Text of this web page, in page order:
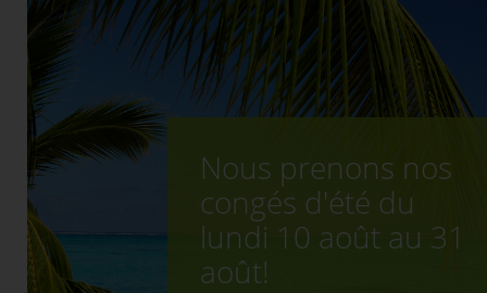
Nous prenons nos
congés d'été du
lundi 10 août au 31
août!